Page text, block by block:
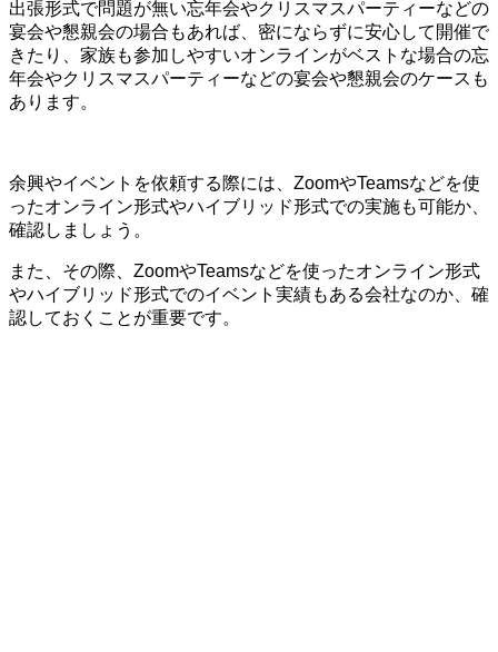
出張形式で問題が無い忘年会やクリスマスパーティーなどの
宴会や懇親会の場合もあれば、密にならずに安心して開催で
きたり、家族も参加しやすいオンラインがベストな場合の忘
年会やクリスマスパーティーなどの宴会や懇親会のケースも
あります。
余興やイベントを依頼する際には、ZoomやTeamsなどを使
ったオンライン形式やハイブリッド形式での実施も可能か、
確認しましょう。
また、その際、ZoomやTeamsなどを使ったオンライン形式
やハイブリッド形式でのイベント実績もある会社なのか、確
認しておくことが重要です。